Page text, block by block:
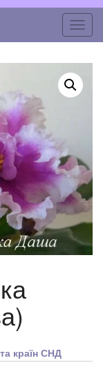
країн СНД